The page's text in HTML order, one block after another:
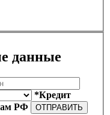
данные
*Кредит
РФ
ОТПРАВИТЬ